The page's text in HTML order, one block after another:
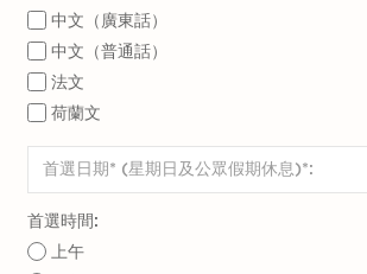
小心蚊蟲
許多人可能會在假期前往一些有
帶或亞熱帶國家。經蚊蟲傳染的疾
病、登革熱、西尼羅病毒及瘧疾等
常流行。外遊時，個人蚊蟲防護措
殼類海產、刺身、生或半熟肉
不可飲用未經消毒之奶類或其
過的食物在翻熱後應盡快食用
置。
接種疫苗。
中文（廣東話）
中文（普通話）
法文
荷蘭文
首選時間:
上午